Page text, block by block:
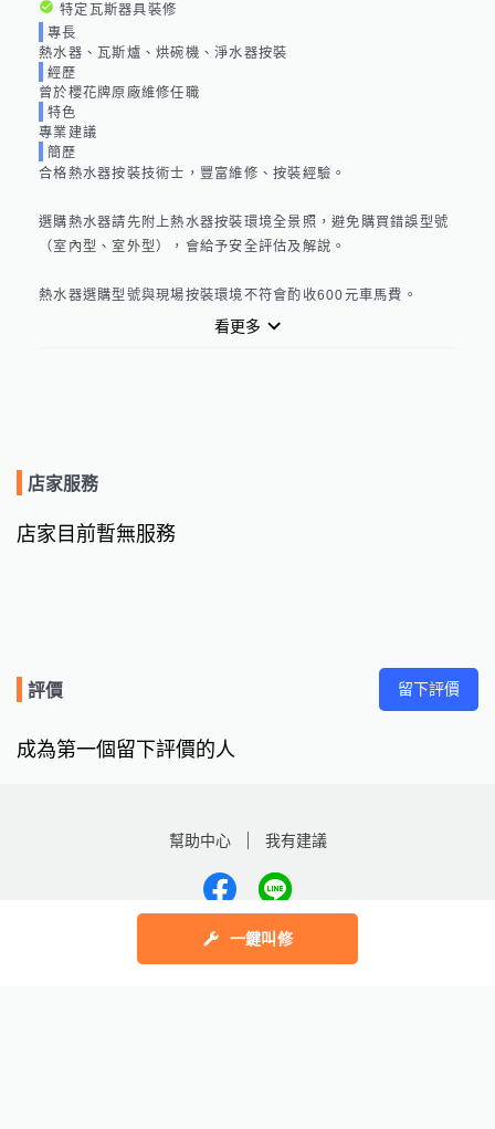
一鍵叫修
特定瓦斯器具裝修
專長
熱水器、瓦斯爐、烘碗機、淨水器按裝
經歷
曾於櫻花牌原廠維修任職
特色
專業建議
簡歷
合格熱水器按裝技術士，豐富維修、按裝經驗。
選購熱水器請先附上熱水器按裝環境全景照，避免購買錯誤型號
（室內型、室外型），會給予安全評估及解說。
熱水器選購型號與現場按裝環境不符會酌收600元車馬費。
看更多
店家服務
店家目前暫無服務
評價 留下評價
成為第一個留下評價的人
幫助中心 我有建議
數字科技股份有限公司
Copyright © 2025 by Addcn Technology Co., Ltd. All Rights reserved